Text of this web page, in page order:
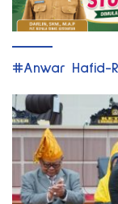
#Anwar Hafid-